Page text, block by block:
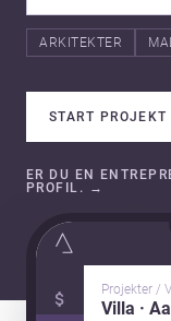
ARKITEKTER
START PROJEKT
ER DU EN
PROFIL.
→
Projekter /
Villa ·